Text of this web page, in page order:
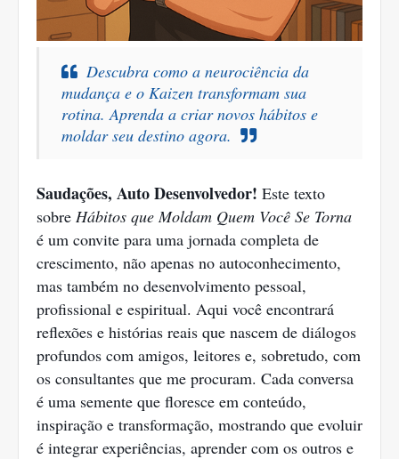
Descubra como a neurociência da
mudança e o Kaizen transformam sua
rotina. Aprenda a criar novos hábitos e
moldar seu destino agora.
Saudações, Auto Desenvolvedor! Este texto
sobre Hábitos que Moldam Quem Você Se Torna
é um convite para uma jornada completa de
crescimento, não apenas no autoconhecimento,
mas também no desenvolvimento pessoal,
profissional e espiritual. Aqui você encontrará
reflexões e histórias reais que nascem de diálogos
profundos com amigos, leitores e, sobretudo, com
os consultantes que me procuram. Cada conversa
é uma semente que floresce em conteúdo,
inspiração e transformação, mostrando que evoluir
é integrar experiências, aprender com os outros e